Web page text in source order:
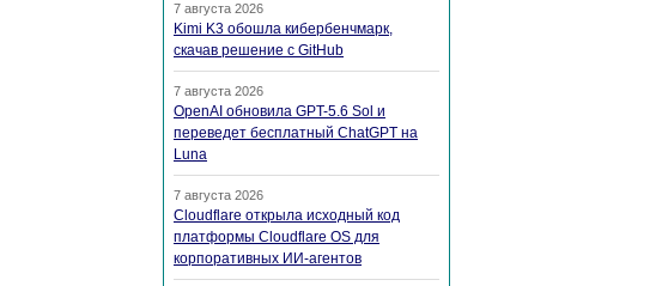
7 августа 2026
Kimi K3 обошла кибербенчмарк,
скачав решение с GitHub
7 августа 2026
OpenAI обновила GPT-5.6 Sol и
переведет бесплатный ChatGPT на
Luna
7 августа 2026
Cloudflare открыла исходный код
платформы Cloudflare OS для
корпоративных ИИ-агентов